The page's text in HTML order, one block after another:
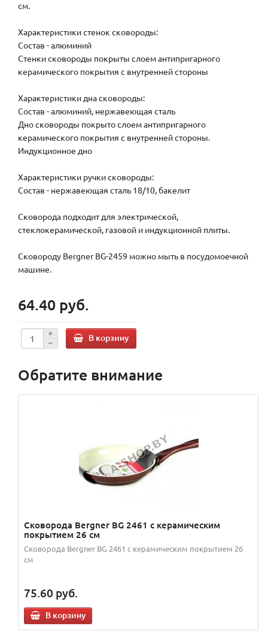
см.
Характеристики стенок сковороды:
Состав - алюминий
Стенки сковороды покрыты слоем антипригарного
керамического покрытия с внутренней стороны
Характеристики дна сковороды:
Состав - алюминий, нержавеющая сталь
Дно сковороды покрыто слоем антипригарного
керамического покрытия с внутренней стороны.
Индукционное дно
Характеристики ручки сковороды:
Состав - нержавеющая сталь 18/10, бакелит
Сковорода подходит для электрической,
стеклокерамической, газовой и индукционной плиты.
Сковороду Bergner BG-2459 можно мыть в посудомоечной
машине.
64.40 руб.
В корзину
Обратите внимание
Сковорода Bergner BG 2461 с керамическим
покрытием 26 см
Сковорода Bergner BG 2461 с керамическим покрытием 26
см
75.60 руб.
В корзину